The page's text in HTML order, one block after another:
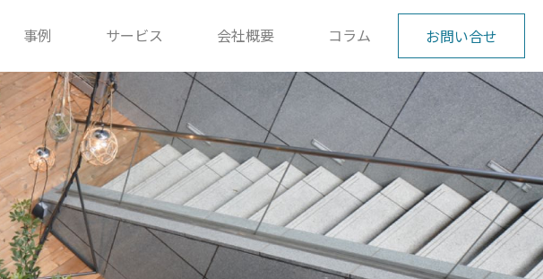
事例 サービス 会社概要 コラム お問い合せ